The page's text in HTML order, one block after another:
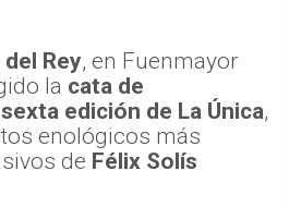
Rey, en Fuenmayor
la cata de
edición de La Única,
enológicos más
de Félix Solís